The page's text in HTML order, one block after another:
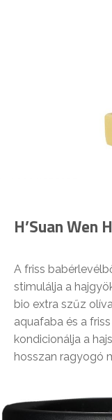
H’Suan Wen
A friss
stimulálja a
bio extra szűz
aquafaba és a
kondicionálja a
hosszan ragyogó